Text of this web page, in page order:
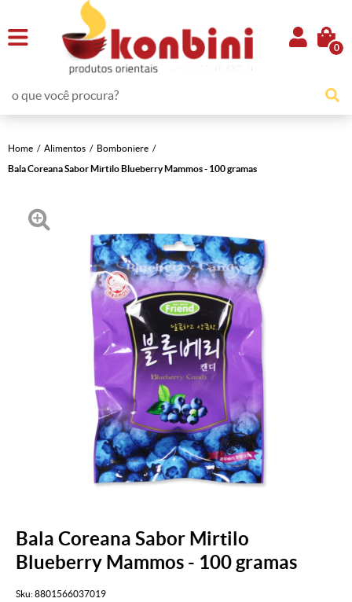
0
Home Alimentos
Bomboniere
Bala Coreana Sabor Mirtilo Blueberry Mammos - 100 gramas
Bala Coreana Sabor Mirtilo
Blueberry Mammos - 100 gramas
Sku:8801566037019